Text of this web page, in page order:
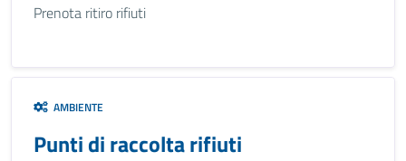
Prenota ritiro rifiuti
AMBIENTE
Punti di raccolta rifiuti